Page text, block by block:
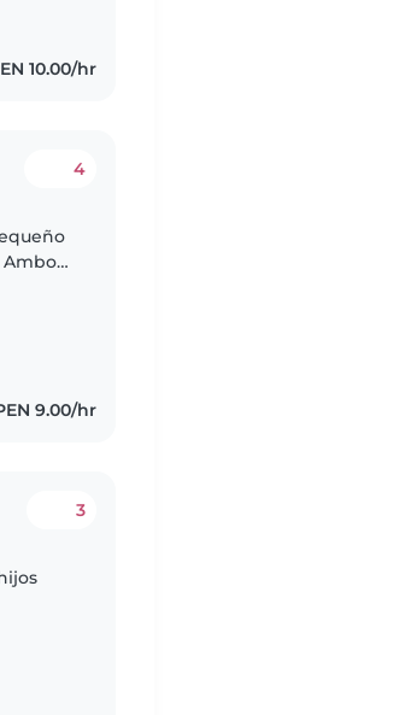
10.00/hr
4
Ambos
9.00/hr
3